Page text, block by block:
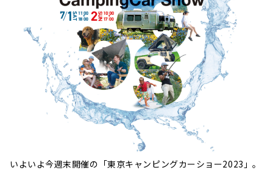
いよいよ今週末開催の「東京キャンピングカーショー2023」。